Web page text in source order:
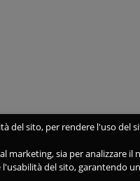
del sito, per rendere l'uso
marketing, sia per analizzare
del sito, garantendo